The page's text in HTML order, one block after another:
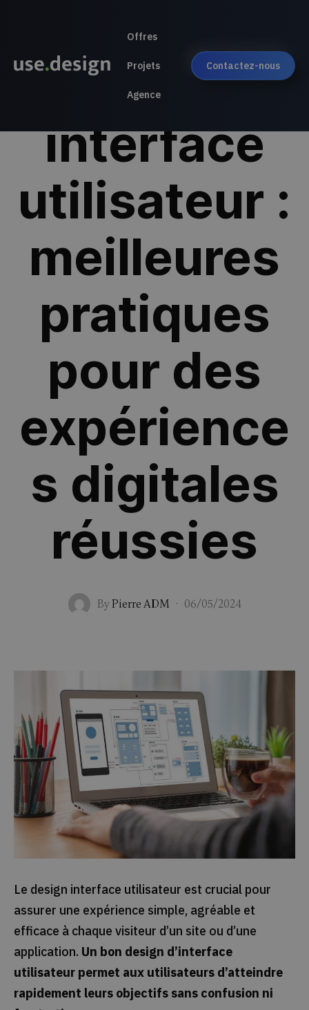
Offres
Projets
Agence
Contactez-nous
Design
interface
utilisateur :
meilleures
pratiques
pour des
expérience
s digitales
réussies
ByPierre ADM · 06/05/2024
Le design interface utilisateur est crucial pour
assurer une expérience simple, agréable et
efficace à chaque visiteur d’un site ou d’une
application. Un bon design d’interface
utilisateur permet aux utilisateurs d’atteindre
rapidement leurs objectifs sans confusion ni